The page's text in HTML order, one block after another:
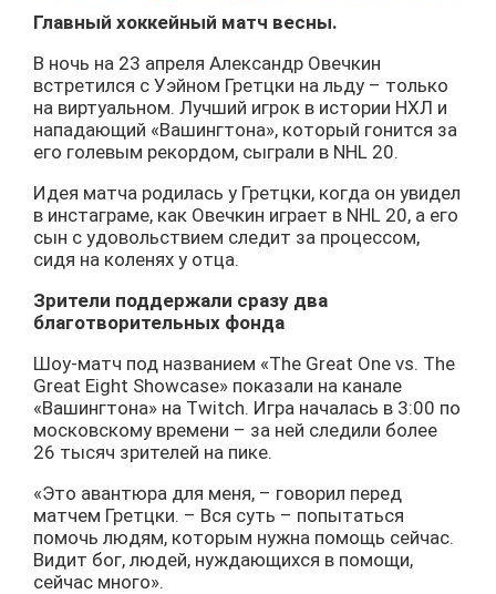
Главный хоккейный матч весны.
В ночь на 23 апреля Александр Овечкин
встретился с Уэйном Гретцки на льду – только
на виртуальном. Лучший игрок в истории НХЛ и
нападающий «Вашингтона», который гонится за
его голевым рекордом, сыграли в NHL 20.
Идея матча родилась у Гретцки, когда он увидел
в инстаграме, как Овечкин играет в NHL 20, а его
сын с удовольствием следит за процессом,
сидя на коленях у отца.
Зрители поддержали сразу два
благотворительных фонда
Шоу-матч под названием «The Great One vs. The
Great Eight Showcase» показали на канале
«Вашингтона» на Twitch. Игра началась в 3:00 по
московскому времени – за ней следили более
26 тысяч зрителей на пике.
«Это авантюра для меня, – говорил перед
матчем Гретцки. – Вся суть – попытаться
помочь людям, которым нужна помощь сейчас.
Видит бог, людей, нуждающихся в помощи,
сейчас много».